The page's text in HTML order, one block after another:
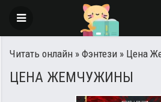
Читать онлайн » Фэнтези » Цена
ЦЕНА ЖЕМЧУЖИНЫ